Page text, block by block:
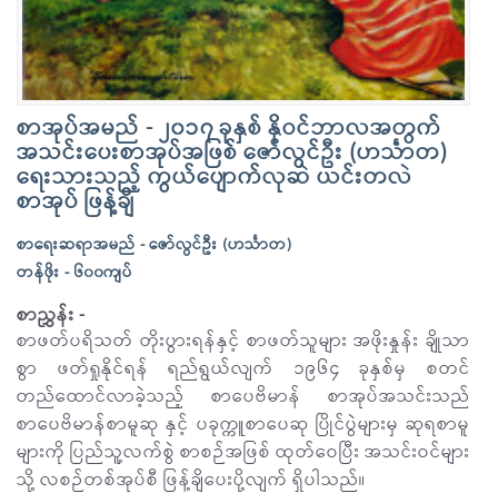
စာအုပ်အမည် - ၂၀၁၇ ခုနှစ် နိုဝင်ဘာလအတွက်
အသင်းပေးစာအုပ်အဖြစ် ဇော်လွင်ဦး (ဟင်္သာတ)
ရေးသားသည့် ကွယ်ပျောက်လုဆဲ ယင်းတလဲ
စာအုပ် ဖြန့်ချိ
စာရေးဆရာအမည် - ဇော်လွင်ဦး (ဟင်္သာတ)
တန်ဖိုး - ၆၀၀ကျပ်
စာညွှန်း -
စာဖတ်ပရိသတ် တိုးပွားရန်နှင့် စာဖတ်သူများ အဖိုးနှုန်း ချိုသာ
စွာ ဖတ်ရှုနိုင်ရန် ရည်ရွယ်လျက် ၁၉၆၄ ခုနှစ်မှ စတင်
တည်ထောင်လာခဲ့သည့် စာပေဗိမာန် စာအုပ်အသင်းသည်
စာပေဗိမာန်စာမူဆု နှင့် ပခုက္ကူစာပေဆု ပြိုင်ပွဲများမှ ဆုရစာမူ
များကို ပြည်သူ့လက်စွဲ စာစဉ်အဖြစ် ထုတ်ဝေပြီး အသင်းဝင်များ
သို့ လစဉ်တစ်အုပ်စီ ဖြန့်ချိပေးပို့လျက် ရှိပါသည်။